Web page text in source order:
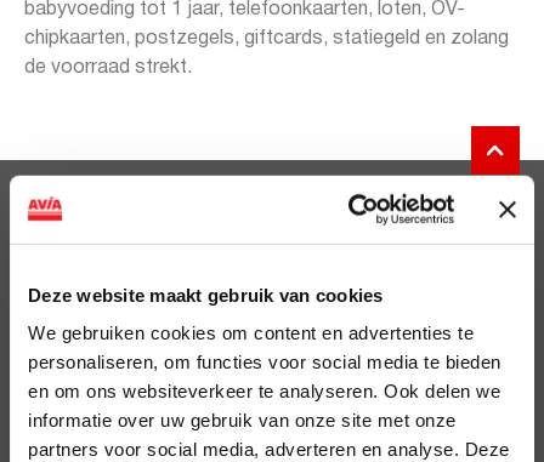
Deze website maakt gebruik van cookies
We gebruiken cookies om content en advertenties te
personaliseren, om functies voor social media te bieden
en om ons websiteverkeer te analyseren. Ook delen we
informatie over uw gebruik van onze site met onze
partners voor social media, adverteren en analyse. Deze
babyvoeding tot 1 jaar, telefoonkaarten, loten, OV-
chipkaarten, postzegels, giftcards, statiegeld en zolang
de voorraad strekt.
Clubsparen
ViaAVIA
ViaAVIA
Registreren